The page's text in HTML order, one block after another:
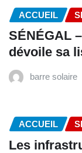
ACCUEIL
SÉNÉGAL
dévoile sa
barre solaire
ACCUEIL
Les